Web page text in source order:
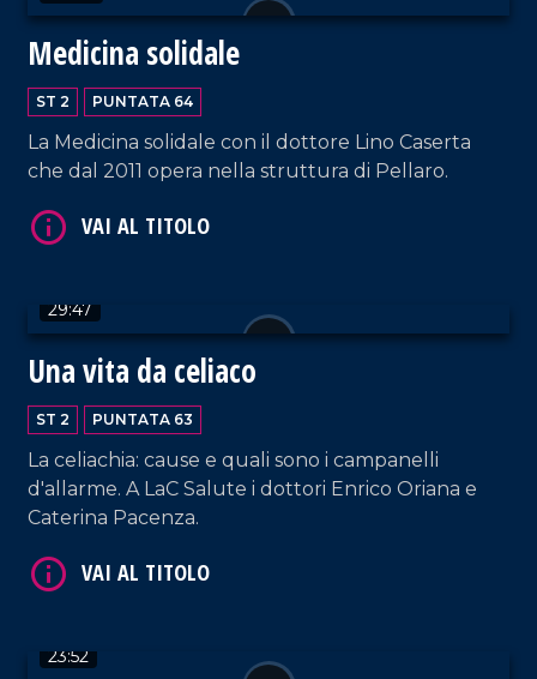
Medicina solidale
ST 2 PUNTATA 64
La Medicina solidale con il dottore Lino Caserta
che dal 2011 opera nella struttura di Pellaro.
29:47
Una vita da celiaco
ST 2 PUNTATA 63
La celiachia: cause e quali sono i campanelli
d'allarme. A LaC Salute i dottori Enrico Oriana e
Caterina Pacenza.
23:52
VAI AL TITOLO
VAI AL TITOLO